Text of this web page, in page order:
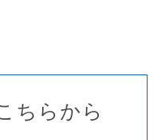
ちらから